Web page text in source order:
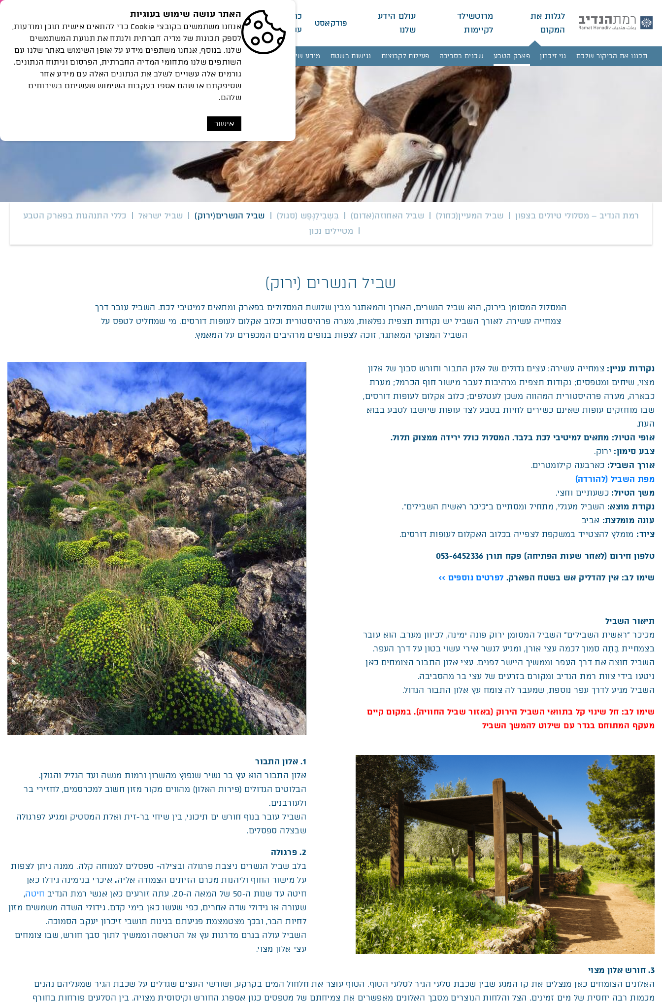
לגלות את
המקום
תכננו את הביקור שלכם גני זיכרון פארק הטבע שכנים בסביבה פעילות לקבוצות נגישות בשטח מידע שימושי פעילויות ואירועים לאכול כאן
מרוטשילד
לקיימות
עולם הידע
שלנו
פודקאסט
כתב
עת
מי
אנחנו
חנות
הגלריה
הצוות
שלנו
Languages
ואירועים
רמת הנדיב – מסלולי טיולים בצפון שביל המעיין(כחול) שביל האחוזה(אדום) בִּשְבִילַנֶּפֶש (סגול) שביל הנשרים(ירוק) שביל ישראל
כללי התנהגות בפארק הטבע
מטיילים נכון
שביל הנשרים (ירוק)
המסלול המסומן בירוק, הוא שביל הנשרים, הארוך והמאתגר מבין שלושת המסלולים בפארק ומתאים למיטיבי לכת. השביל עובר דרך
צמחייה עשירה. לאורך השביל יש נקודות תצפית נפלאות, מערה פרהיסטורית וכלוב אקלום לעופות דורסים. מי שמחליט לטפס על
השביל המצוקי המאתגר, זוכה לצפות בנופים מרהיבים המכפרים על המאמץ.
נקודות עניין: צמחייה עשירה: עצים גדולים של אלון התבור וחורש סבוך של אלון
מצוי, שיחים ומטפסים; נקודות תצפית מרהיבות לעבר מישור חוף הכרמל; מערת
כבארה, מערה פרהיסטורית המהווה משכן לעטלפים; כלוב אקלום לעופות דורסים,
שבו מוחזקים עופות שאינם כשירים לחיות בטבע לצד עופות שיושבו לטבע בבוא
העת.
אופי הטיול: מתאים למיטיבי לכת בלבד. המסלול כולל ירידה ממצוק תלול.
צבע סימון: ירוק.
אורך השביל: כארבעה קילומטרים.
מפת השביל (להורדה)
קובץ מסוג PDF
משך הטיול: כשעתיים וחצי.
נקודת מוצא: השביל מעגלי, מתחיל ומסתיים ב”כיכר ראשית השבילים”.
עונה מומלצת: אביב
ציוד: מומלץ להצטייד במשקפת לצפייה בכלוב האקלום לעופות דורסים.
טלפון חירום (לאחר שעות הפתיחה) פקח תורן 053-6452336
שימו לב: אין להדליק אש בשטח הפארק. לפרטים נוספים >>
תיאור השביל
מכיכר “ראשית השבילים” השביל המסומן ירוק פונה ימינה, לכיוון מערב. הוא עובר
בצמחיית בַּתָה סמוך לכמה עצי אורן, ומגיע לגשר אירי עשוי בטון על דרך העפר.
השביל חוצה את דרך העפר וממשיך היישר לפנים. עצי אלון התבור הצומחים כאן
ניטעו בידי צוות רמת הנדיב ומקורם בזרעים של עצי בר מהסביבה.
השביל מגיע לדרך עפר נוספת, שמעבר לה צומח עץ אלון התבור הגדול.
שימו לב: חל שינוי קל בתוואי השביל הירוק (באזור שביל החוויה). במקום קיים
מעקף המתוחם בגדר עם שילוט להמשך השביל
1. אלון התבור
אלון התבור הוא עץ בר נשיר שנפוץ מהשרון ורמות מנשה ועד הגליל והגולן.
הבלוטים הגדולים (פירות האלון) מהווים מקור מזון חשוב למכרסמים, לחזירי בר
ולעורבנים.
השביל עובר בנוף חורש ים תיכוני, בין שיחי בר-זית ואלת המסטיק ומגיע לפרגולה
שבצלה ספסלים.
2. פרגולה
בלב שביל הנשרים ניצבת פרגולה ובצילה- ספסלים למנוחה קלה. ממנה ניתן לצפות
על מישור החוף וליהנות מכרם הזיתים הצמודה אליה.איכרי בנימינה גידלו כאן
חיטה עד שנות ה-50 של המאה ה-20. עתה זורעים כאן אנשי רמת הנדיב
חיטה,
שעורה או גידולי שדה אחרים, כפי שעשו כאן בימי קדם. גידולי השדה משמשים מזון
לחיות הבר, ובכך מצטמצמת פגיעתם בגינות תושבי זיכרון יעקב הסמוכה.
השביל עולה בגרם מדרגות עץ אל הטראסה וממשיך לתוך סבך חורש, שבו צומחים
עצי אלון מצוי.
3. חורש אלון מצוי
האלונים הצומחים כאן מנצלים את קו המגע שבין שכבת סלעי הגיר לסלעי הטוף. הטוף עוצר את חלחול המים בקרקע, ושורשי העצים שגדלים על שכבת הגיר שמעליהם נהנים
מכמות רבה יחסית של מים זמינים. הצל והלחות הנוצרים מסבך האלונים מאפשרים את צמיחתם של מטפסים כגון אספרג החורש וקיסוסית מצויה. בין הסלעים פורחות בחורף
האתר עושה שימוש בעוגיות
אנחנו משתמשים בקובצי Cookie כדי להתאים אישית תוכן ומודעות,
לספק תכונות של מדיה חברתית ולנתח את תנועת המשתמשים
שלנו. בנוסף, אנחנו משתפים מידע על אופן השימוש באתר שלנו עם
השותפים שלנו מתחומי המדיה החברתית, הפרסום וניתוח הנתונים.
גורמים אלה עשויים לשלב את הנתונים האלה עם מידע אחר
שסיפקתם או שהם אספו בעקבות השימוש שעשיתם בשירותים
שלהם.
אישור